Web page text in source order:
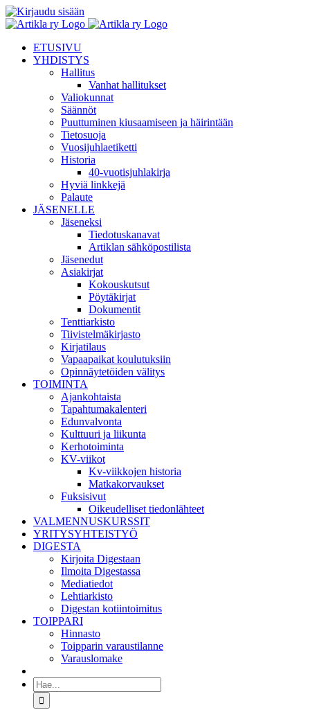
Skip
to
Facebook
Tiktok
Instagram
Kirjaudu
sisään
ETUSIVU
YHDISTYS
Hallitus
Vanhat hallitukset
Valiokunnat
Säännöt
Puuttuminen kiusaamiseen ja häirintään
Tietosuoja
Vuosijuhlaetiketti
Historia
40-vuotisjuhlakirja
Hyviä linkkejä
Palaute
JÄSENELLE
Jäseneksi
Tiedotuskanavat
Artiklan sähköpostilista
Jäsenedut
Asiakirjat
Kokouskutsut
Pöytäkirjat
Dokumentit
Tenttiarkisto
Tiivistelmäkirjasto
Kirjatilaus
Vapaapaikat koulutuksiin
Opinnäytetöiden välitys
TOIMINTA
Ajankohtaista
Tapahtumakalenteri
Edunvalvonta
Kulttuuri ja liikunta
Kerhotoiminta
KV-viikot
Kv-viikkojen historia
Matkakorvaukset
Fuksisivut
Oikeudelliset tiedonlähteet
VALMENNUSKURSSIT
YRITYSYHTEISTYÖ
DIGESTA
Kirjoita Digestaan
Ilmoita Digestassa
Mediatiedot
Lehtiarkisto
Digestan kotiintoimitus
TOIPPARI
Hinnasto
Toipparin varaustilanne
Varauslomake
Etsi
...